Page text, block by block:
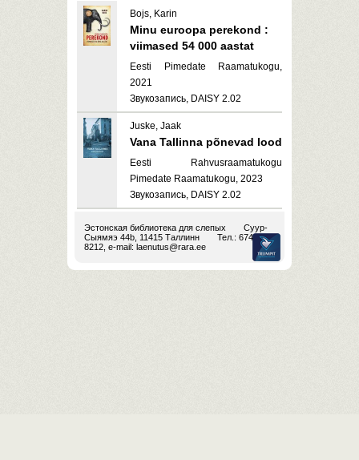
Bojs, Karin
Minu euroopa perekond :
viimased 54 000 aastat
Eesti Pimedate Raamatukogu,
2021
Звукозапись, DAISY 2.02
Juske, Jaak
Vana Tallinna põnevad lood
Eesti Rahvusraamatukogu
Pimedate Raamatukogu, 2023
Звукозапись, DAISY 2.02
Эстонская библиотека для слепых
Суур-
Сыямяэ 44b, 11415 Таллинн
Тел.: 674
8212, e-mail: laenutus@rara.ee